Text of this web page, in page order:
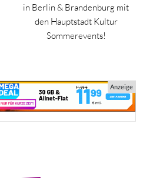
in Berlin & Brandenburg mit
den Hauptstadt Kultur
Sommerevents!
Anzeige